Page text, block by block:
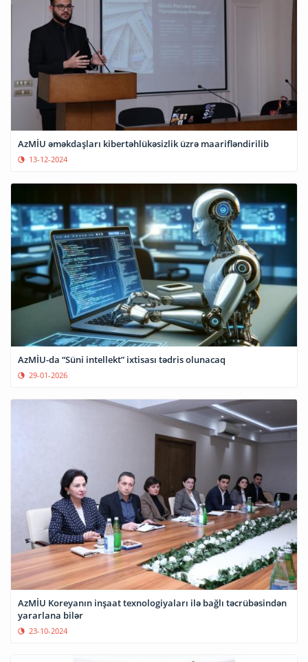
AzMİU əməkdaşları kibertəhlükəsizlik üzrə maarifləndirilib
13-12-2024
AzMİU-da “Süni intellekt” ixtisası tədris olunacaq
29-01-2026
AzMİU Koreyanın inşaat texnologiyaları ilə bağlı təcrübəsindən
yararlana bilər
23-10-2024